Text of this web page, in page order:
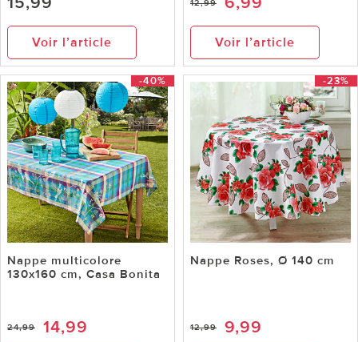
Voir l’article
12,99
Voir l’article
-40%
Nappe multicolore
130x160 cm, Casa Bonita
24,99 14,99
-23%
Nappe Roses, Ø 140 cm
12,99 9,99